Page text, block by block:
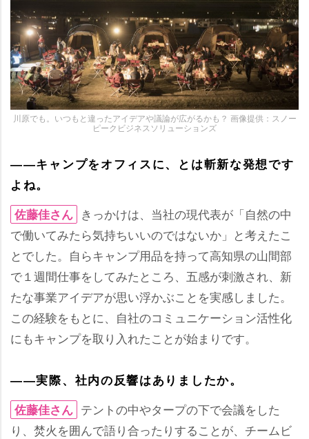
川原でも。いつもと違ったアイデアや議論が広がるかも？ 画像提供：スノー
ピークビジネスソリューションズ
――キャンプをオフィスに、とは斬新な発想です
よね。
佐藤佳さん きっかけは、当社の現代表が「自然の中
で働いてみたら気持ちいいのではないか」と考えたこ
とでした。自らキャンプ用品を持って高知県の山間部
で１週間仕事をしてみたところ、五感が刺激され、新
たな事業アイデアが思い浮かぶことを実感しました。
この経験をもとに、自社のコミュニケーション活性化
にもキャンプを取り入れたことが始まりです。
――実際、社内の反響はありましたか。
佐藤佳さん テントの中やタープの下で会議をした
り、焚火を囲んで語り合ったりすることが、チームビ